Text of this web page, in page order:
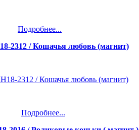
Подробнее...
2312 / Кошачья любовь (магнит)
Подробнее...